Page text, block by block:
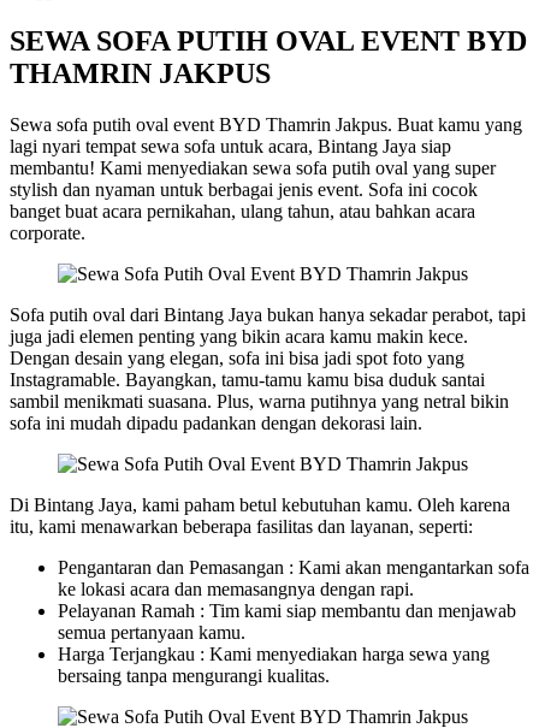
SEWA SOFA PUTIH OVAL EVENT BYD
THAMRIN JAKPUS
Sewa sofa putih oval event BYD Thamrin Jakpus. Buat kamu yang
lagi nyari tempat sewa sofa untuk acara, Bintang Jaya siap
membantu! Kami menyediakan sewa sofa putih oval yang super
stylish dan nyaman untuk berbagai jenis event. Sofa ini cocok
banget buat acara pernikahan, ulang tahun, atau bahkan acara
corporate.
Sofa putih oval dari Bintang Jaya bukan hanya sekadar perabot, tapi
juga jadi elemen penting yang bikin acara kamu makin kece.
Dengan desain yang elegan, sofa ini bisa jadi spot foto yang
Instagramable. Bayangkan, tamu-tamu kamu bisa duduk santai
sambil menikmati suasana. Plus, warna putihnya yang netral bikin
sofa ini mudah dipadu padankan dengan dekorasi lain.
Di Bintang Jaya, kami paham betul kebutuhan kamu. Oleh karena
itu, kami menawarkan beberapa fasilitas dan layanan, seperti:
Pengantaran dan Pemasangan : Kami akan mengantarkan sofa
ke lokasi acara dan memasangnya dengan rapi.
Pelayanan Ramah : Tim kami siap membantu dan menjawab
semua pertanyaan kamu.
Harga Terjangkau : Kami menyediakan harga sewa yang
bersaing tanpa mengurangi kualitas.